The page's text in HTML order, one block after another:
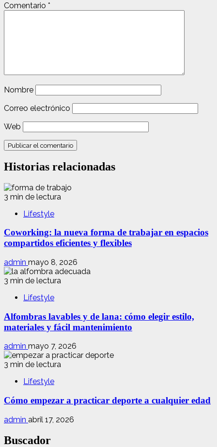
Comentario *
Nombre
Correo electrónico
Web
Historias relacionadas
3 min de lectura
Lifestyle
Coworking: la nueva forma de trabajar en espacios
compartidos eficientes y flexibles
admin mayo 8, 2026
3 min de lectura
Lifestyle
Alfombras lavables y de lana: cómo elegir estilo,
materiales y fácil mantenimiento
admin mayo 7, 2026
3 min de lectura
Lifestyle
Cómo empezar a practicar deporte a cualquier edad
admin abril 17, 2026
Buscador